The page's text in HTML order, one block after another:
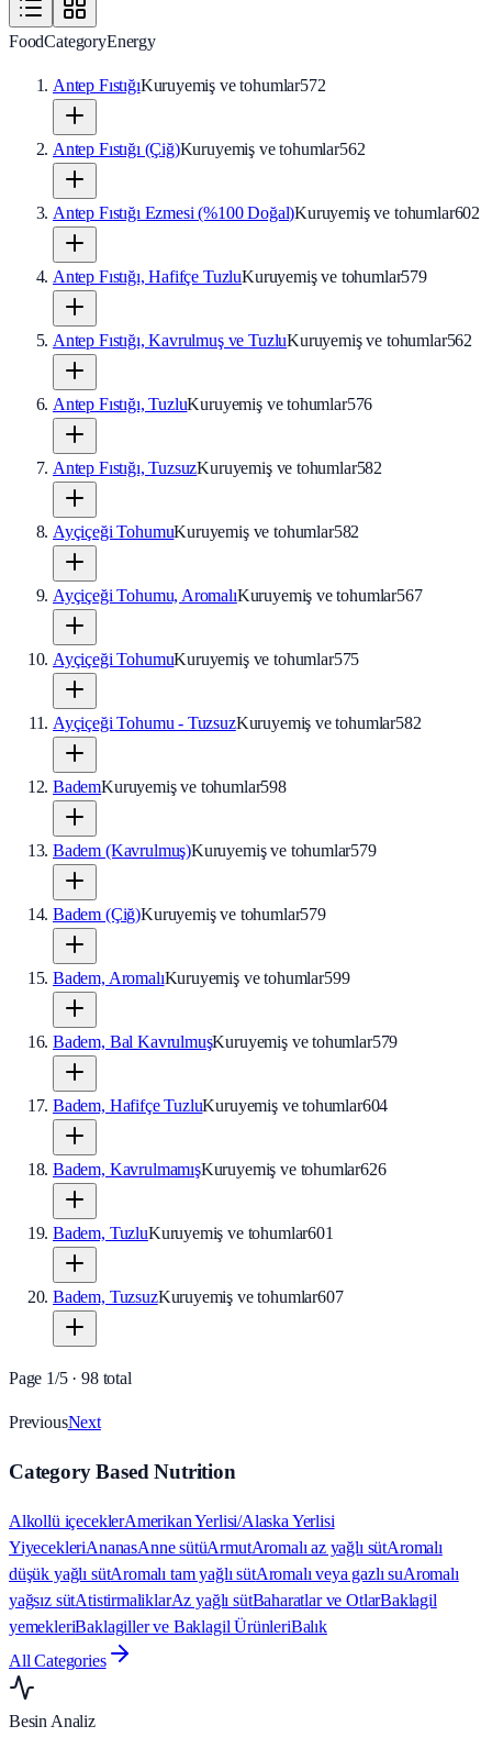
FoodCategoryEnergy
Antep FıstığıKuruyemiş ve tohumlar572
Antep Fıstığı (Çiğ)Kuruyemiş ve tohumlar562
Antep Fıstığı Ezmesi (%100 Doğal)Kuruyemiş ve tohumlar602
Antep Fıstığı, Hafifçe TuzluKuruyemiş ve tohumlar579
Antep Fıstığı, Kavrulmuş ve TuzluKuruyemiş ve tohumlar562
Antep Fıstığı, TuzluKuruyemiş ve tohumlar576
Antep Fıstığı, TuzsuzKuruyemiş ve tohumlar582
Ayçiçeği TohumuKuruyemiş ve tohumlar582
Ayçiçeği Tohumu, AromalıKuruyemiş ve tohumlar567
Ayçiçeği TohumuKuruyemiş ve tohumlar575
Ayçiçeği Tohumu - TuzsuzKuruyemiş ve tohumlar582
BademKuruyemiş ve tohumlar598
Badem (Kavrulmuş)Kuruyemiş ve tohumlar579
Badem (Çiğ)Kuruyemiş ve tohumlar579
Badem, AromalıKuruyemiş ve tohumlar599
Badem, Bal KavrulmuşKuruyemiş ve tohumlar579
Badem, Hafifçe TuzluKuruyemiş ve tohumlar604
Badem, KavrulmamışKuruyemiş ve tohumlar626
Badem, TuzluKuruyemiş ve tohumlar601
Badem, TuzsuzKuruyemiş ve tohumlar607
Page 1/5·98 total
PreviousNext
Category Based Nutrition
Alkollü içeceklerAmerikan Yerlisi/Alaska Yerlisi
YiyecekleriAnanasAnne sütüArmutAromalı az yağlı sütAromalı
düşük yağlı sütAromalı tam yağlı sütAromalı veya gazlı suAromalı
yağsız sütAtistirmaliklarAz yağlı sütBaharatlar ve OtlarBaklagil
yemekleriBaklagiller ve Baklagil ÜrünleriBalık
All Categories
Besin Analiz